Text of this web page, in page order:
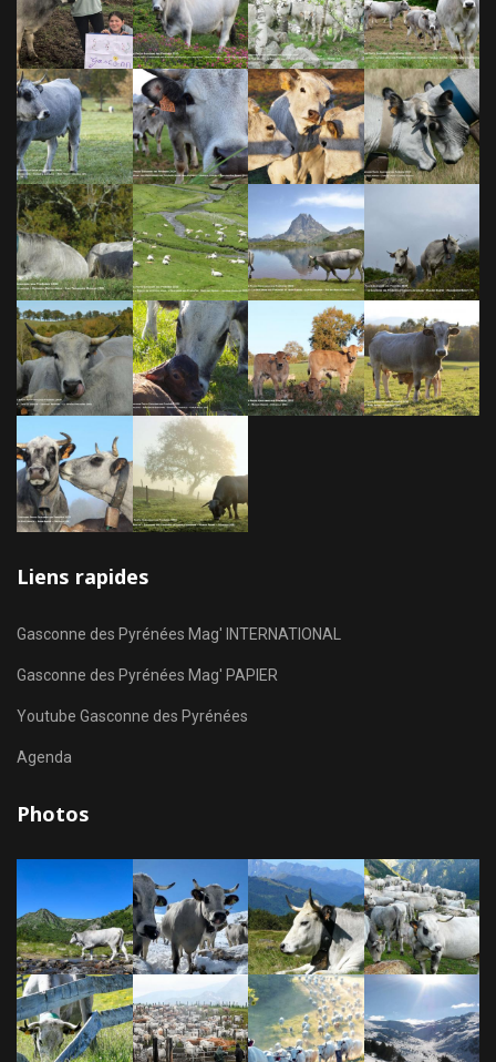
Liens rapides
Gasconne des Pyrénées Mag' INTERNATIONAL
Gasconne des Pyrénées Mag' PAPIER
Youtube Gasconne des Pyrénées
Agenda
Photos